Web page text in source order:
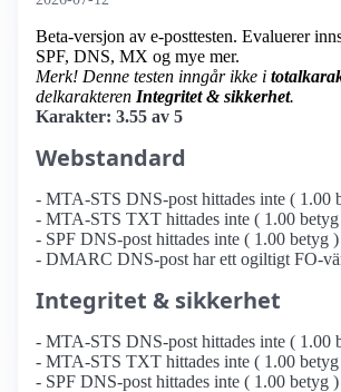
Beta-versjon av e-posttesten. Evaluerer
SPF, DNS, MX og mye mer.
Merk! Denne testen inngår ikke i
delkarakteren Integritet & sikkerhet.
Karakter: 3.55 av 5
Webstandard
- MTA-STS DNS-post hittades inte ( 1.00
- MTA-STS TXT hittades inte ( 1.00
- SPF DNS-post hittades inte ( 1.00 betyg )
- DMARC DNS-post har ett ogiltigt FO-
Integritet & sikkerhet
- MTA-STS DNS-post hittades inte ( 1.00
- MTA-STS TXT hittades inte ( 1.00
- SPF DNS-post hittades inte ( 1.00 betyg )